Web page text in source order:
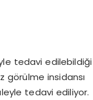
tedavi edilebildiği
görülme insidansı
tedavi ediliyor.